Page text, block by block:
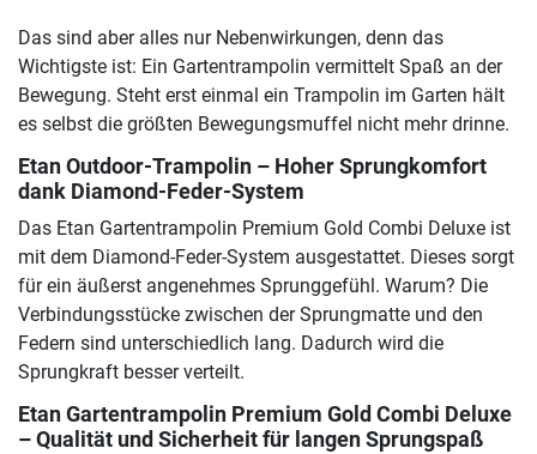
Das sind aber alles nur Nebenwirkungen, denn das
Wichtigste ist: Ein Gartentrampolin vermittelt Spaß an der
Bewegung. Steht erst einmal ein Trampolin im Garten hält
es selbst die größten Bewegungsmuffel nicht mehr drinne.
Etan Outdoor-Trampolin – Hoher Sprungkomfort
dank Diamond-Feder-System
Das Etan Gartentrampolin Premium Gold Combi Deluxe ist
mit dem Diamond-Feder-System ausgestattet. Dieses sorgt
für ein äußerst angenehmes Sprunggefühl. Warum? Die
Verbindungsstücke zwischen der Sprungmatte und den
Federn sind unterschiedlich lang. Dadurch wird die
Sprungkraft besser verteilt.
Etan Gartentrampolin Premium Gold Combi Deluxe
– Qualität und Sicherheit für langen Sprungspaß